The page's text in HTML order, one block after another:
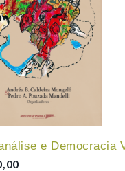
e Democracia